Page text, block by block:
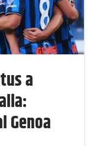
a
Genoa